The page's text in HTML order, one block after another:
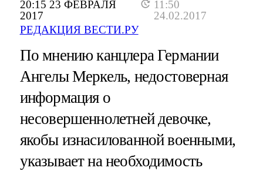
20:15 23 ФЕВРАЛЯ
2017
11:50
24.02.2017
РЕДАКЦИЯ ВЕСТИ.РУ
По мнению канцлера Германии
Ангелы Меркель, недостоверная
информация о
несовершеннолетней девочке,
якобы изнасилованной военными,
указывает на необходимость